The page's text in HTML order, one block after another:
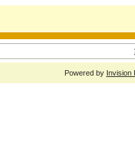
Powered by Invision